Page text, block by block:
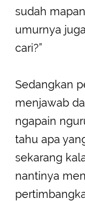
sudah
umurnya
cari?”
Sedangkan
menjawab
ngapain
tahu apa
sekarang
nantinya